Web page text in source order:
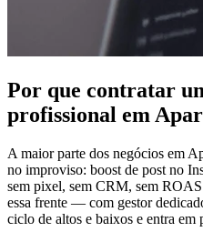
Por que contratar
profissional em
A maior parte dos negócios em
no improviso: boost de post no
sem pixel, sem CRM, sem
essa frente — com gestor
ciclo de altos e baixos e entra em